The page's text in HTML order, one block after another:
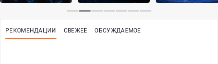
РЕКОМЕНДАЦИИ СВЕЖЕЕ ОБСУЖДАЕМОЕ